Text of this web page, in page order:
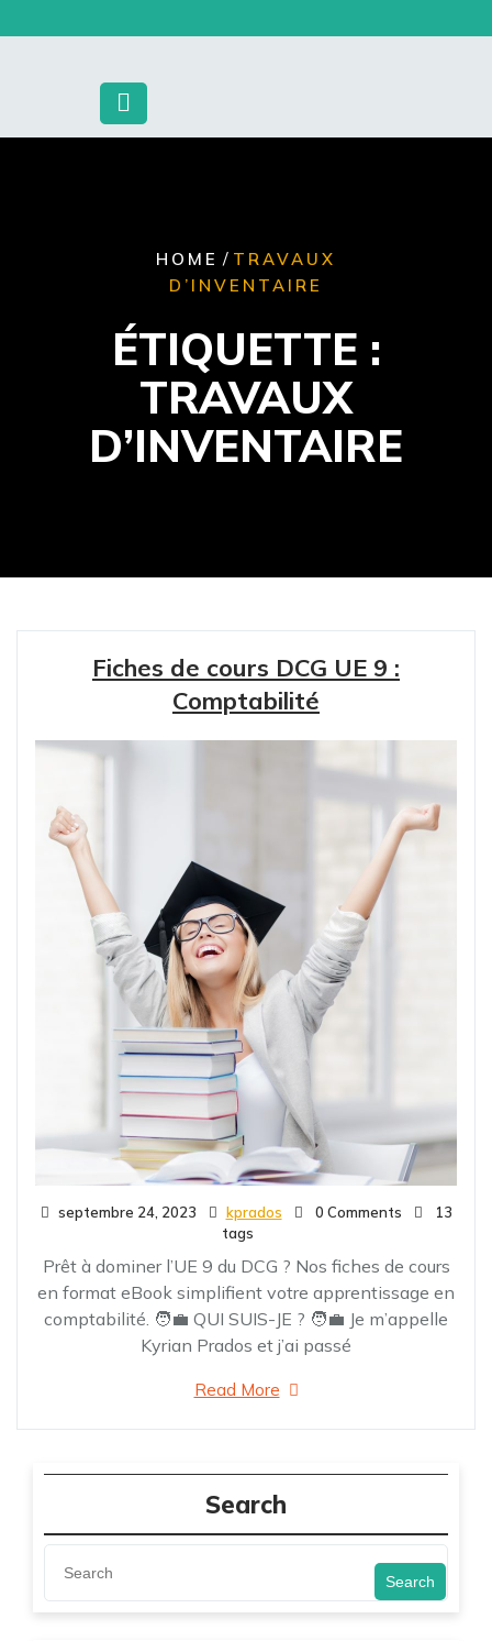
to
HOME / TRAVAUX
D’INVENTAIRE
ÉTIQUETTE :
TRAVAUX
D’INVENTAIRE
Fiches de cours DCG UE 9 :
Comptabilité
septembre 24, 2023 kprados 0 Comments
13
tags
Prêt à dominer l’UE 9 du DCG ? Nos fiches de cours
en format eBook simplifient votre apprentissage en
comptabilité. 🧑‍💼 QUI SUIS-JE ? 🧑‍💼 Je m’appelle
Kyrian Prados et j’ai passé
Read More
Search
Search